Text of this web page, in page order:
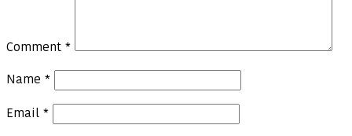
Comment *
Name *
Email *